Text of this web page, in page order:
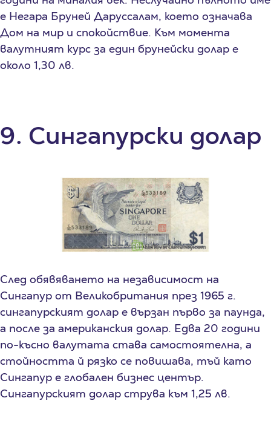
е Негара Бруней Даруссалам, което означава
Дом на мир и спокойствие. Към момента
валутният курс за един брунейски долар е
около 1,30 лв.
9. Сингапурски долар
След обявяването на независимост на
Сингапур от Великобритания през 1965 г.
сингапурският долар е вързан първо за паунда,
а после за американския долар. Едва 20 години
по-късно валутата става самостоятелна, а
стойността й рязко се повишава, тъй като
Сингапур е глобален бизнес център.
Сингапурският долар струва към 1,25 лв.